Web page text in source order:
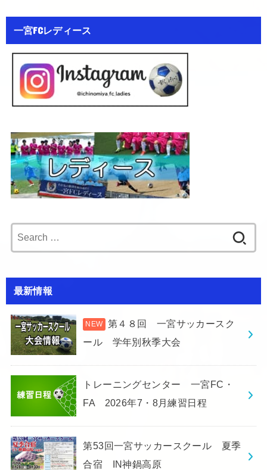
一宮FCレディース
for:
最新情報
第４８回 一宮サッカースク
ール 学年別秋季大会
トレーニングセンター 一宮FC・
FA 2026年7・8月練習日程
第53回一宮サッカースクール 夏季
合宿 IN神鍋高原